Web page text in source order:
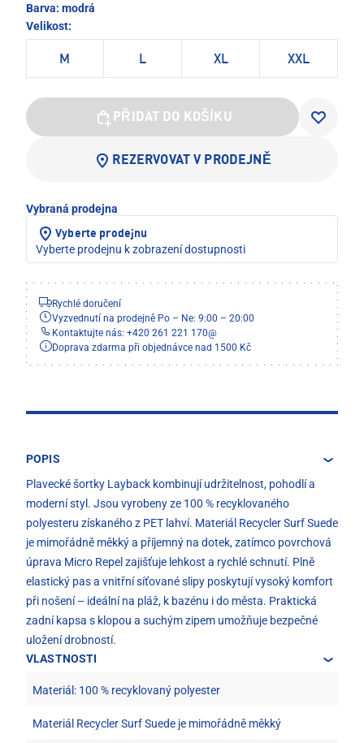
Barva: modrá
Velikost:
M L XL XXL
PŘIDAT DO KOŠÍKU
REZERVOVAT V PRODEJNĚ
Vybraná prodejna
Vyberte prodejnu
Vyberte prodejnu k zobrazení dostupnosti
Rychlé doručení
Vyzvednutí na prodejně Po – Ne: 9:00 – 20:00
Kontaktujte nás: +420 261 221 170@
Doprava zdarma při objednávce nad 1500 Kč
POPIS
Plavecké šortky Layback kombinují udržitelnost, pohodlí a
moderní styl. Jsou vyrobeny ze 100 % recyklovaného
polyesteru získaného z PET lahví. Materiál Recycler Surf Suede
je mimořádně měkký a příjemný na dotek, zatímco povrchová
úprava Micro Repel zajišťuje lehkost a rychlé schnutí. Plně
elastický pas a vnitřní síťované slipy poskytují vysoký komfort
při nošení – ideální na pláž, k bazénu i do města. Praktická
zadní kapsa s klopou a suchým zipem umožňuje bezpečné
uložení drobností.
VLASTNOSTI
Materiál: 100 % recyklovaný polyester
Materiál Recycler Surf Suede je mimořádně měkký